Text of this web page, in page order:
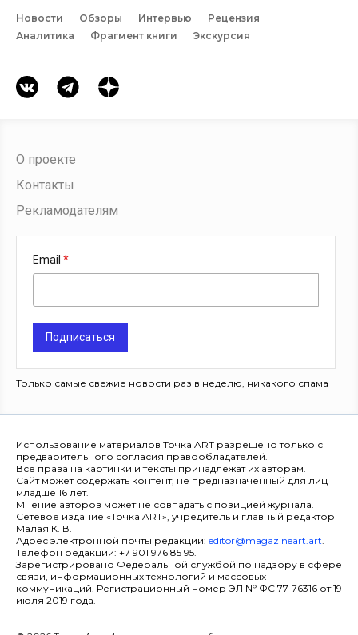
Новости Обзоры Интервью
Рецензия
Аналитика
Фрагмент книги Экскурсия
О проекте
Контакты
Рекламодателям
Email
Подписаться
Только самые свежие новости раз в неделю, никакого спама
Использование материалов Точка ART разрешено только с
предварительного согласия правообладателей.
Все права на картинки и тексты принадлежат их авторам.
Сайт может содержать контент, не предназначенный для лиц
младше 16 лет.
Мнение авторов может не совпадать с позицией журнала.
Сетевое издание «Точка ART», учредитель и главный редактор
Малая К. В.
Адрес электронной почты редакции: editor@magazineart.art.
Телефон редакции: +7 901 976 85 95.
Зарегистрировано Федеральной службой по надзору в сфере
связи, информационных технологий и массовых
коммуникаций. Регистрационный номер ЭЛ № ФС 77-76316 от 19
июля 2019 года.